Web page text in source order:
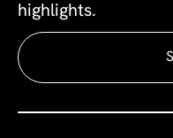
highlights.